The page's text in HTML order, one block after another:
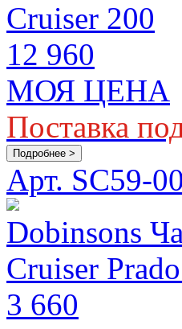
Cruiser 200
12 960
МОЯ ЦЕНА
Поставка
Подробнее >
Арт. SC59-
Dobinsons
Cruiser
3 660